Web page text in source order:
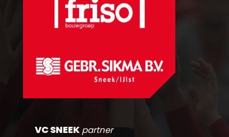
VC SNEEK partner